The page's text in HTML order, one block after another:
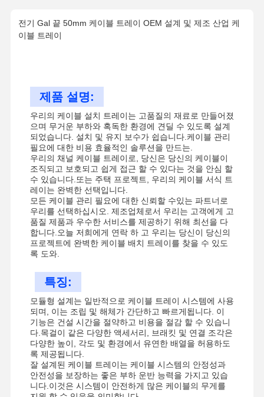
전기 Gal 끝 50mm 케이블 트레이 OEM 설계 및 제조 산업 케
이블 트레이
제품 설명:
우리의 케이블 설치 트레이는 고품질의 재료로 만들어졌
으며 무거운 부하와 혹독한 환경에 견딜 수 있도록 설계
되었습니다. 설치 및 유지 보수가 쉽습니다.케이블 관리
필요에 대한 비용 효율적인 솔루션을 만드는.
우리의 채널 케이블 트레이로, 당신은 당신의 케이블이
조직되고 보호되고 쉽게 접근 할 수 있다는 것을 안심 할
수 있습니다.또는 주택 프로젝트, 우리의 케이블 서식 트
레이는 완벽한 선택입니다.
모든 케이블 관리 필요에 대한 신뢰할 수있는 파트너로
우리를 선택하십시오. 제조업체로서 우리는 고객에게 고
품질 제품과 우수한 서비스를 제공하기 위해 최선을 다
합니다.오늘 저희에게 연락 하 고 우리는 당신이 당신의
프로젝트에 완벽한 케이블 배치 트레이를 찾을 수 있도
록 도와.
특징:
모듈형 설계는 일반적으로 케이블 트레이 시스템에 사용
되며, 이는 조립 및 해체가 간단하고 빠르게됩니다. 이
기능은 건설 시간을 절약하고 비용을 절감 할 수 있습니
다.목걸이 같은 다양한 액세서리, 브래킷 및 연결 조각은
다양한 높이, 각도 및 환경에서 유연한 배열을 허용하도
록 제공됩니다.
잘 설계된 케이블 트레이는 케이블 시스템의 안정성과
안전성을 보장하는 좋은 부하 운반 능력을 가지고 있습
니다.이것은 시스템이 안전하게 많은 케이블의 무게를